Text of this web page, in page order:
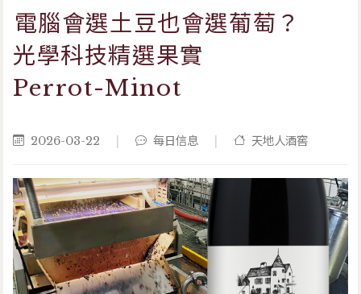
電腦會選土豆也會選葡萄？
光學科技精選果實
Perrot-Minot
2026-03-22 每日信息 天地人酒窖